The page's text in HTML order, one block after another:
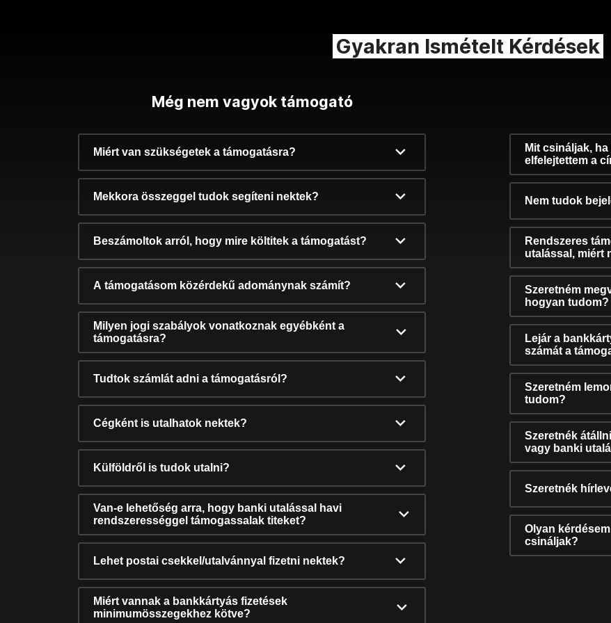
Gyakran Ismételt Kérdések
Még nem vagyok támogató
Miért van szükségetek a támogatásra?
Mekkora összeggel tudok segíteni nektek?
Beszámoltok arról, hogy mire költitek a támogatást?
A támogatásom közérdekű adománynak számít?
Milyen jogi szabályok vonatkoznak egyébként a
támogatásra?
Tudtok számlát adni a támogatásról?
Cégként is utalhatok nektek?
Külföldről is tudok utalni?
Van-e lehetőség arra, hogy banki utalással havi
rendszerességgel támogassalak titeket?
Lehet postai csekkel/utalvánnyal fizetni nektek?
Miért vannak a bankkártyás fizetések
minimumösszegekhez kötve?
Mit csináljak,
elfelejtettem a
Nem tudok
Rendszeres
utalással, miért
Szeretném
hogyan tudom?
Lejár a
számát a
Szeretném
tudom?
Szeretnék
vagy banki
Szeretnék
Olyan
csináljak?